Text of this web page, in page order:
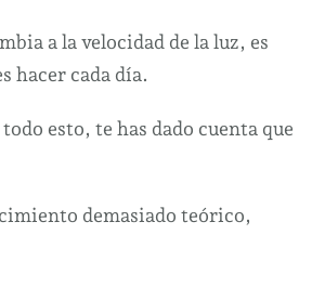
a la velocidad de la luz, es
hacer cada día.
esto, te has dado cuenta que
demasiado teórico,